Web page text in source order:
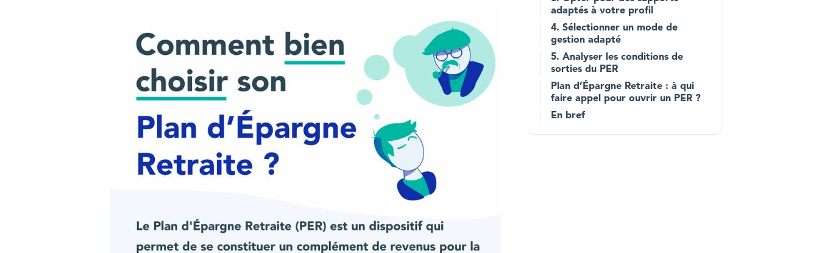
adaptés à votre profil
4. Sélectionner un mode de
gestion adapté
5. Analyser les conditions de
sorties du PER
Plan d’Épargne Retraite : à qui
faire appel pour ouvrir un PER ?
En bref